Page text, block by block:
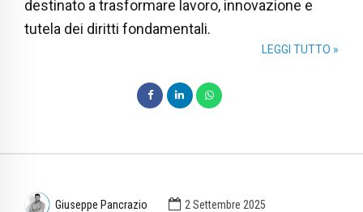
destinato a trasformare lavoro, innovazione e
tutela dei diritti fondamentali.
LEGGI TUTTO »
Giuseppe Pancrazio 2 Settembre 2025